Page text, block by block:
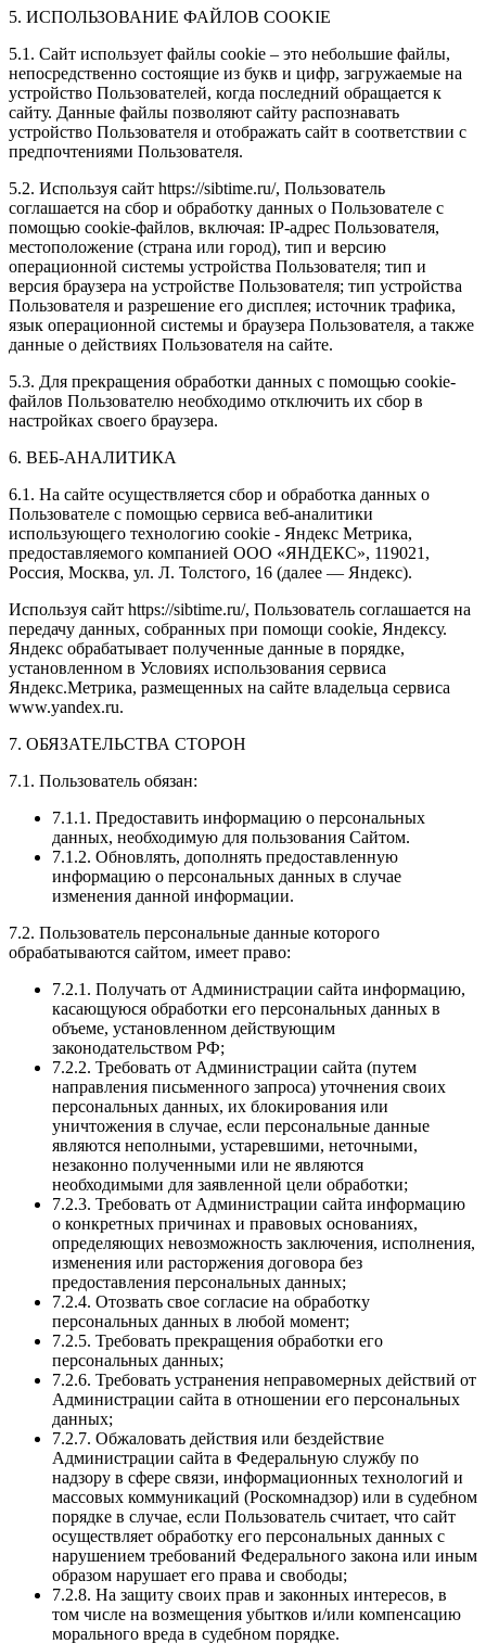
5. ИСПОЛЬЗОВАНИЕ ФАЙЛОВ COOKIE
5.1. Сайт использует файлы cookie – это небольшие файлы,
непосредственно состоящие из букв и цифр, загружаемые на
устройство Пользователей, когда последний обращается к
сайту. Данные файлы позволяют сайту распознавать
устройство Пользователя и отображать сайт в соответствии с
предпочтениями Пользователя.
5.2. Используя сайт https://sibtime.ru/, Пользователь
соглашается на сбор и обработку данных о Пользователе с
помощью cookie-файлов, включая: IP-адрес Пользователя,
местоположение (страна или город), тип и версию
операционной системы устройства Пользователя; тип и
версия браузера на устройстве Пользователя; тип устройства
Пользователя и разрешение его дисплея; источник трафика,
язык операционной системы и браузера Пользователя, а также
данные о действиях Пользователя на сайте.
5.3. Для прекращения обработки данных с помощью cookie-
файлов Пользователю необходимо отключить их сбор в
настройках своего браузера.
6. ВЕБ-АНАЛИТИКА
6.1. На сайте осуществляется сбор и обработка данных о
Пользователе с помощью сервиса веб-аналитики
использующего технологию cookie - Яндекс Метрика,
предоставляемого компанией ООО «ЯНДЕКС», 119021,
Россия, Москва, ул. Л. Толстого, 16 (далее — Яндекс).
Используя сайт https://sibtime.ru/, Пользователь соглашается на
передачу данных, собранных при помощи cookie, Яндексу.
Яндекс обрабатывает полученные данные в порядке,
установленном в Условиях использования сервиса
Яндекс.Метрика, размещенных на сайте владельца сервиса
www.yandex.ru.
7. ОБЯЗАТЕЛЬСТВА СТОРОН
7.1. Пользователь обязан:
7.1.1. Предоставить информацию о персональных
данных, необходимую для пользования Сайтом.
7.1.2. Обновлять, дополнять предоставленную
информацию о персональных данных в случае
изменения данной информации.
7.2. Пользователь персональные данные которого
обрабатываются сайтом, имеет право:
7.2.1. Получать от Администрации сайта информацию,
касающуюся обработки его персональных данных в
объеме, установленном действующим
законодательством РФ;
7.2.2. Требовать от Администрации сайта (путем
направления письменного запроса) уточнения своих
персональных данных, их блокирования или
уничтожения в случае, если персональные данные
являются неполными, устаревшими, неточными,
незаконно полученными или не являются
необходимыми для заявленной цели обработки;
7.2.3. Требовать от Администрации сайта информацию
о конкретных причинах и правовых основаниях,
определяющих невозможность заключения, исполнения,
изменения или расторжения договора без
предоставления персональных данных;
7.2.4. Отозвать свое согласие на обработку
персональных данных в любой момент;
7.2.5. Требовать прекращения обработки его
персональных данных;
7.2.6. Требовать устранения неправомерных действий от
Администрации сайта в отношении его персональных
данных;
7.2.7. Обжаловать действия или бездействие
Администрации сайта в Федеральную службу по
надзору в сфере связи, информационных технологий и
массовых коммуникаций (Роскомнадзор) или в судебном
порядке в случае, если Пользователь считает, что сайт
осуществляет обработку его персональных данных с
нарушением требований Федерального закона или иным
образом нарушает его права и свободы;
7.2.8. На защиту своих прав и законных интересов, в
том числе на возмещения убытков и/или компенсацию
морального вреда в судебном порядке.